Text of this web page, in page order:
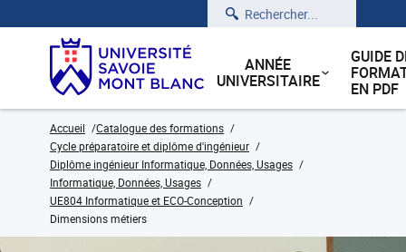
Rechercher
ANNÉE
UNIVERSITAIRE
GUIDE
EN PDF
Accueil
Catalogue des formations
Cycle préparatoire et diplôme d'ingénieur
Diplôme ingénieur Informatique, Données, Usages
Informatique, Données, Usages
UE804 Informatique et ECO-Conception
Dimensions métiers